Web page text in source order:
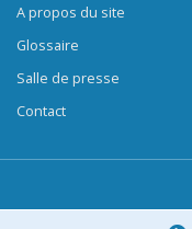
A propos du site
Glossaire
Salle de presse
Contact